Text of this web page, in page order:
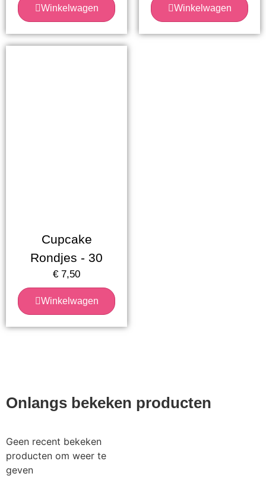
Winkelwagen Winkelwagen
Cupcake
Rondjes - 30
€ 7,50
Winkelwagen
Onlangs bekeken producten
Geen recent bekeken
producten om weer te
geven